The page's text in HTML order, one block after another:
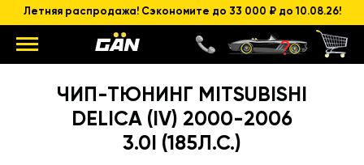
Летняя распродажа! Сэкономите до 33 000 ₽ до 10.08.26!
ЧИП-ТЮНИНГ MITSUBISHI
DELICA (IV) 2000-2006
3.0I (185Л.С.)